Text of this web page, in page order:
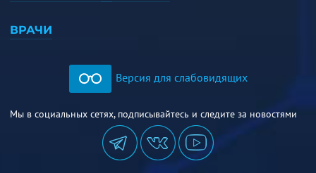
ВРАЧИ
Версия для слабовидящих
Мы в социальных сетях, подписывайтесь и следите за новостями